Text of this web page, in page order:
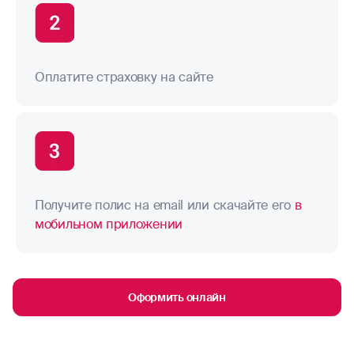
Оплатите страховку на сайте
Получите полис на email или скачайте его в
мобильном приложении
Оформить онлайн